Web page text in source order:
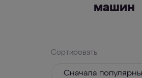
машин
Сортировать
Cначала